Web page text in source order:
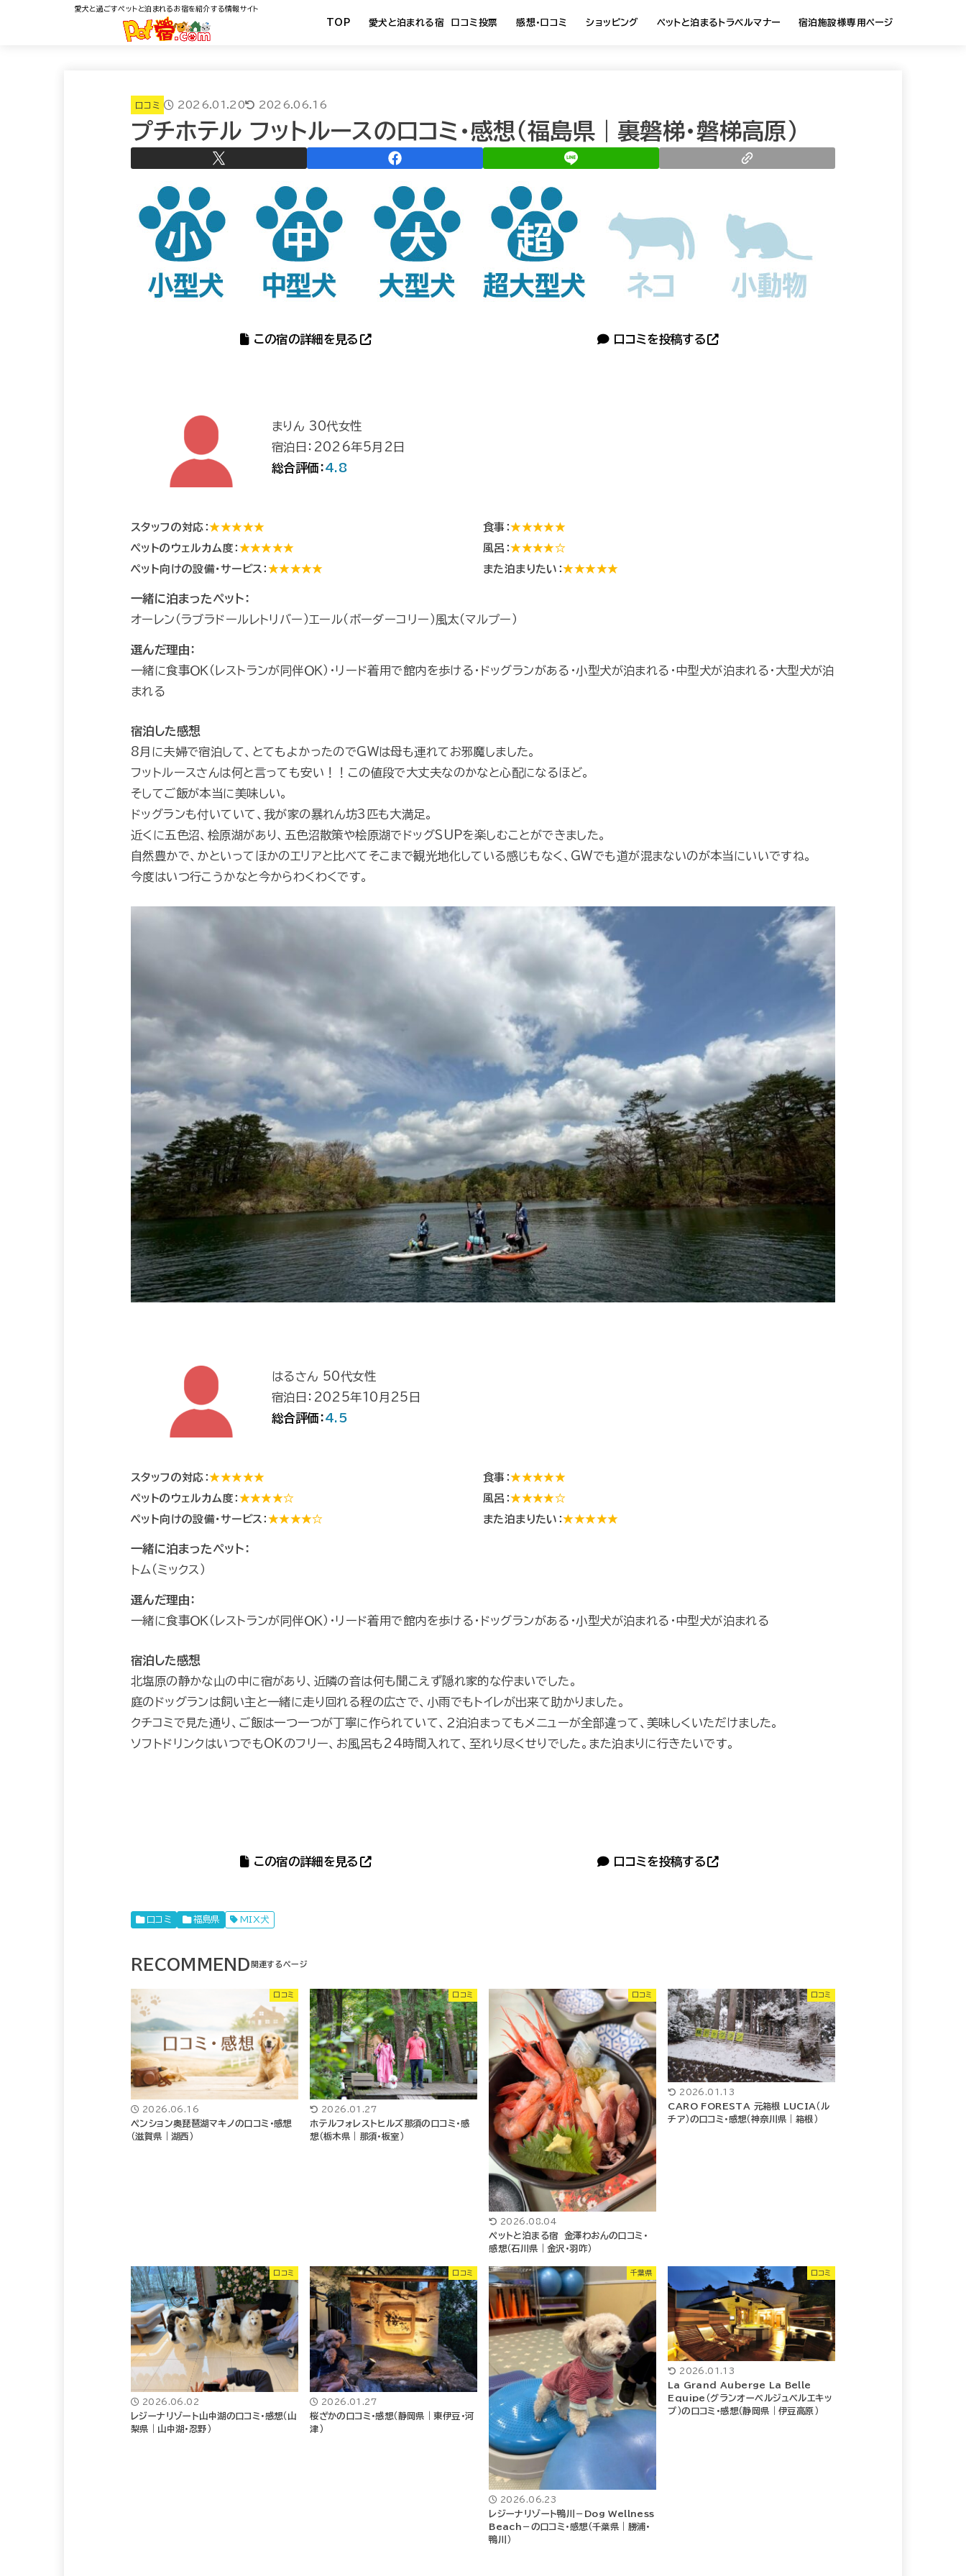
愛犬と過ごすペットと泊まれるお宿を紹介する情報サイト
TOP 愛犬と泊まれる宿 口コミ投票 感想・口コミ ショッピング ペットと泊まるトラベルマナー 宿泊施設様専用ページ
口コミ 2026.01.20 2026.06.16
プチホテル フットルースの口コミ・感想（福島県｜裏磐梯・磐梯高原）
この宿の詳細を見る 口コミを投稿する
まりん 30代女性
宿泊日：2026年5月2日
総合評価：4.8
スタッフの対応：★★★★★
ペットのウェルカム度： ★★★★★
ペット向けの設備・サービス： ★★★★★
食事：★★★★★
風呂：★★★★☆
また泊まりたい：★★★★★
一緒に泊まったペット：
オーレン（ラブラドールレトリバー）エール（ボーダーコリー）風太（マルプー）
選んだ理由：
一緒に食事ＯＫ（レストランが同伴ＯＫ）・リード着用で館内を歩ける・ドッグランがある・小型犬が泊まれる・中型犬が泊まれる・大型犬が泊
まれる
宿泊した感想
8月に夫婦で宿泊して、とてもよかったのでGWは母も連れてお邪魔しました。
フットルースさんは何と言っても安い！！この値段で大丈夫なのかなと心配になるほど。
そしてご飯が本当に美味しい。
ドッグランも付いていて、我が家の暴れん坊3匹も大満足。
近くに五色沼、桧原湖があり、五色沼散策や桧原湖でドッグSUPを楽しむことができました。
自然豊かで、かといってほかのエリアと比べてそこまで観光地化している感じもなく、GWでも道が混まないのが本当にいいですね。
今度はいつ行こうかなと今からわくわくです。
はるさん 50代女性
宿泊日：2025年10月25日
総合評価：4.5
スタッフの対応：★★★★★
ペットのウェルカム度： ★★★★☆
ペット向けの設備・サービス： ★★★★☆
食事：★★★★★
風呂：★★★★☆
また泊まりたい：★★★★★
一緒に泊まったペット：
トム（ミックス）
選んだ理由：
一緒に食事ＯＫ（レストランが同伴ＯＫ）・リード着用で館内を歩ける・ドッグランがある・小型犬が泊まれる・中型犬が泊まれる
宿泊した感想
北塩原の静かな山の中に宿があり、近隣の音は何も聞こえず隠れ家的な佇まいでした。
庭のドッグランは飼い主と一緒に走り回れる程の広さで、小雨でもトイレが出来て助かりました。
クチコミで見た通り、ご飯は一つ一つが丁寧に作られていて、２泊泊まってもメニューが全部違って、美味しくいただけました。
ソフトドリンクはいつでもOKのフリー、お風呂も24時間入れて、至れり尽くせりでした。また泊まりに行きたいです。
この宿の詳細を見る 口コミを投稿する
口コミ 福島県 MIX犬
RECOMMEND
口コミ
2026.06.16
ペンション奥琵琶湖マキノの口コミ・感想
（滋賀県｜湖西）
口コミ
2026.01.27
ホテルフォレストヒルズ那須の口コミ・感
想（栃木県｜那須・板室）
口コミ
2026.08.04
ペットと泊まる宿 金澤わおんの口コミ・
感想（石川県｜金沢・羽咋）
口コミ
2026.01.13
CARO FORESTA 元箱根 LUCIA（ル
チア）の口コミ・感想（神奈川県｜箱根）
口コミ
2026.06.02
レジーナリゾート山中湖の口コミ・感想（山
梨県｜山中湖・忍野）
口コミ
2026.01.27
桜ざかの口コミ・感想（静岡県｜東伊豆・河
津）
千葉県
2026.06.23
レジーナリゾート鴨川－Dog Wellness
Beach－の口コミ・感想（千葉県｜勝浦・
鴨川）
口コミ
2026.01.13
La Grand Auberge La Belle
Equipe（グランオーベルジュベルエキッ
プ）の口コミ・感想（静岡県｜伊豆高原）